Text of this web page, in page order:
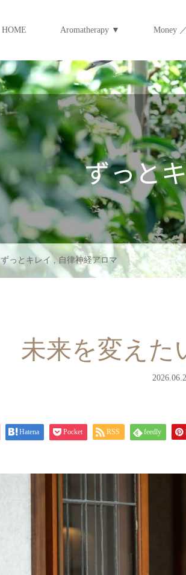
HOME Aromatherapy ▼ Money
ずっとキレイ , 自律神経アロマ
未来を変えた
Hatena Pocket RSS feedly